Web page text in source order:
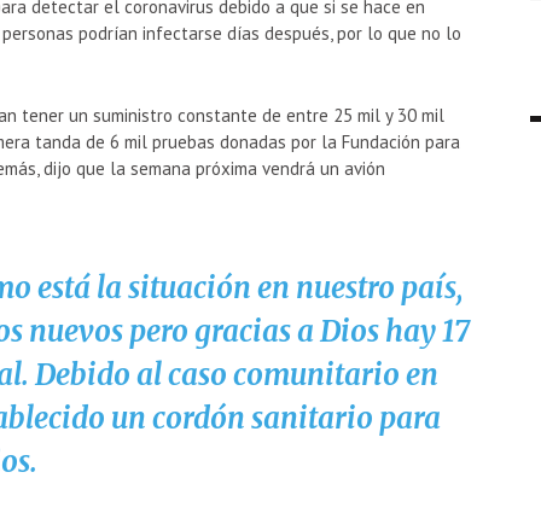
detectar el coronavirus debido a que si se hace en
podrían infectarse días después, por lo que no lo
tener un suministro constante de entre 25 mil y 30 mil
tanda de 6 mil pruebas donadas por la Fundación para
dijo que la semana próxima vendrá un avión
está la situación en nuestro país,
nuevos pero gracias a Dios hay 17
Debido al caso comunitario en
un cordón sanitario para